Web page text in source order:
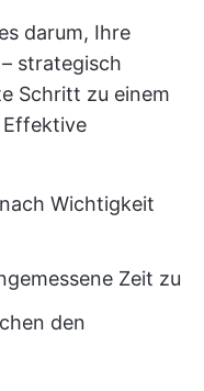
darum, Ihre
strategisch
Schritt zu einem
Wichtigkeit
Zeit zu
den